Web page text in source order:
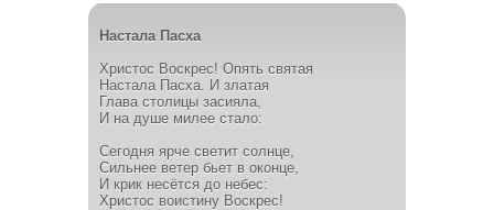
Настала Пасха
Христос Воскрес! Опять святая
Настала Пасха. И златая
Глава столицы засияла,
И на душе милее стало:
Сегодня ярче светит солнце,
Сильнее ветер бьет в оконце,
И крик несётся до небес:
Христос воистину Воскрес!